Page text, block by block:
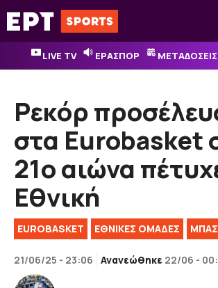
Μετάβαση
σε
περιεχόμενο
LIVE TV ΕΡΑΣΠΟΡ ΜΕΤΑΔΟΣΕΙΣ
Ρεκόρ
στα Eurobasket
21ο αιώνα
Εθνική
EUROBASKET EΘΝΙΚΈΣ OΜΆΔΕΣ
21/06/25 - 23:06 Ανανεώθηκε 22/06 -